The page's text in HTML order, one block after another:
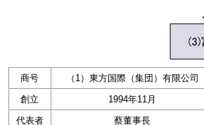
商号
（1）東方国際（集団）有限公司
創立
1994年11月
代表者
蔡董事長